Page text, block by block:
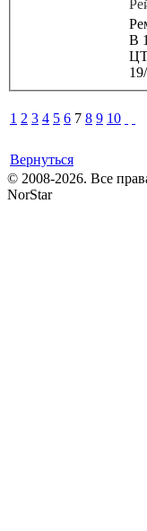
В
1 2 3 4 5 6 7 8 9 10
Вернуться
© 2008-2026. Все
NorStar